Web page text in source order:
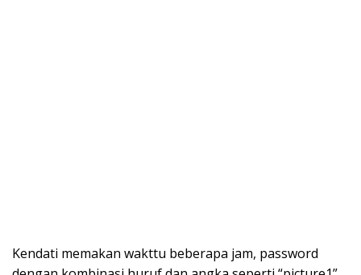
Kendati memakan wakttu beberapa jam, password